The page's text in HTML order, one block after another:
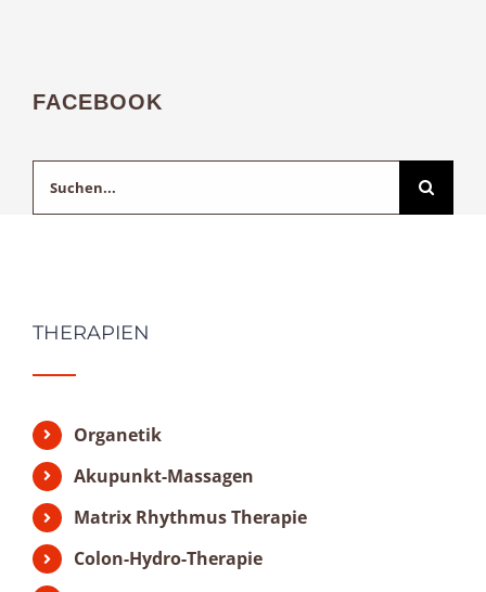
FACEBOOK
THERAPIEN
Organetik
Akupunkt-Massagen
Matrix Rhythmus Therapie
Colon-Hydro-Therapie